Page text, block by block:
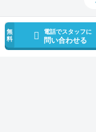
無
料
電話でスタッフに
問い合わせる